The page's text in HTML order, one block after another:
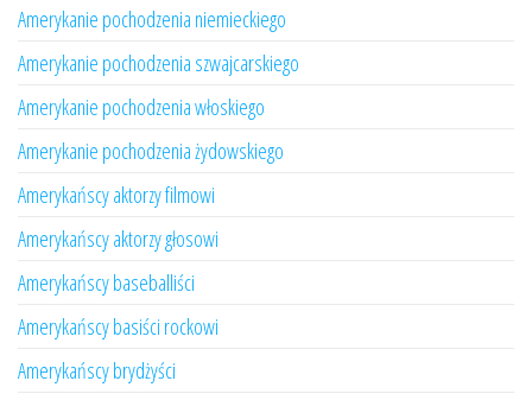
Amerykanie pochodzenia niemieckiego
Amerykanie pochodzenia szwajcarskiego
Amerykanie pochodzenia włoskiego
Amerykanie pochodzenia żydowskiego
Amerykańscy aktorzy filmowi
Amerykańscy aktorzy głosowi
Amerykańscy baseballiści
Amerykańscy basiści rockowi
Amerykańscy brydżyści